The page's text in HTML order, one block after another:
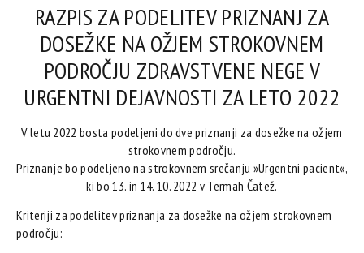
RAZPIS ZA PODELITEV PRIZNANJ ZA
DOSEŽKE NA OŽJEM STROKOVNEM
PODROČJU ZDRAVSTVENE NEGE V
URGENTNI DEJAVNOSTI ZA LETO 2022
V letu 2022 bosta podeljeni do dve priznanji za dosežke na ožjem
strokovnem področju.
Priznanje bo podeljeno na strokovnem srečanju »Urgentni pacient«,
ki bo 13. in 14. 10. 2022 v Termah Čatež.
Kriteriji za podelitev priznanja za dosežke na ožjem strokovnem
področju: